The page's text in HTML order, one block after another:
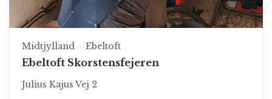
Midtjylland Ebeltoft
Ebeltoft Skorstensfejeren
Julius Kajus Vej 2